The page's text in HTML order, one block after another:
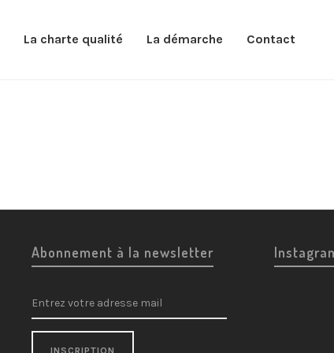
La charte qualité La démarche Contact
Abonnement à la newsletter